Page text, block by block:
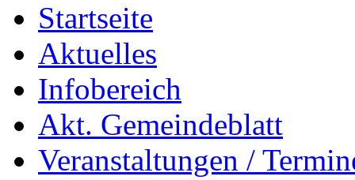
Startseite
Aktuelles
Infobereich
Akt. Gemeindeblatt
Veranstaltungen /